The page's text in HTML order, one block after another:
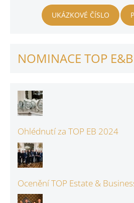
UKÁZKOVÉ ČÍSLO
NOMINACE TOP E&B
Ohlédnutí za TOP EB 2024
Ocenění TOP Estate &